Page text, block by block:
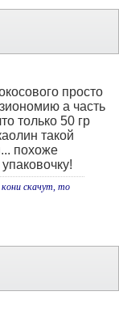
просто
а часть
только 50 гр
такой
похоже
скачут, то